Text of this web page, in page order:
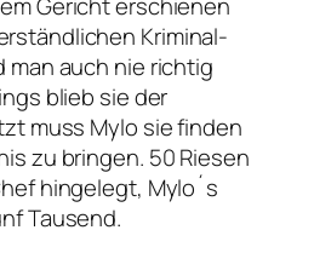
Kriminal-
man auch nie richtig
blieb sie der
muss Mylo sie finden
zu bringen. 50 Riesen
hingelegt, Mylo´s
Tausend.